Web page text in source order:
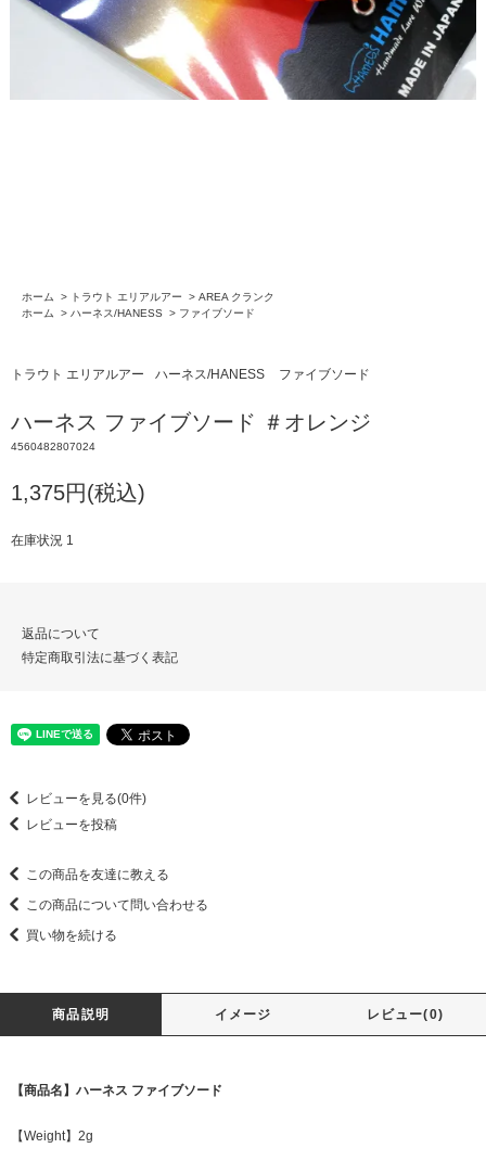
ホーム > トラウト エリアルアー > AREA クランク
ホーム
> ハーネス/HANESS > ファイブソード
トラウト エリアルアー ハーネス/HANESS ファイブソード
ハーネス ファイブソード ＃オレンジ
4560482807024
1,375円(税込)
在庫状況 1
返品について
特定商取引法に基づく表記
レビューを見る(0件)
レビューを投稿
この商品を友達に教える
この商品について問い合わせる
買い物を続ける
商品説明 イメージ レビュー(0)
【商品名】ハーネス ファイブソード
【Weight】2g